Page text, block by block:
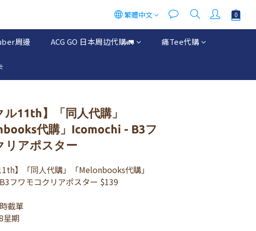
繁體中文
周邊 ACG GO 日本周边代購🚛 痛Tee代購
ル11th】「同人代購」
代購」Icomochi - B3フ
リアポスター
】「同人代購」「Melonbooks代購」
フワモコクリアポスター $139
時截單
8星期
立即購買